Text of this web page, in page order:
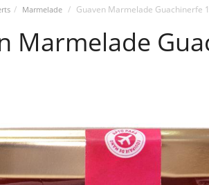
Marmelade Guaven Marmelade Guachinerfe
Marmelade